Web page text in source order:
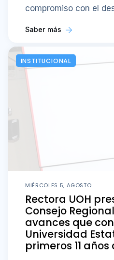
compromiso con el
Saber más
INSTITUCIONAL
MIÉRCOLES 5, AGOSTO
Rectora UOH
Consejo
avances que
Universidad
primeros 11